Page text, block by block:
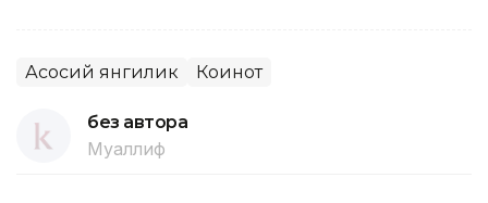
Асосий янгилик Коинот
без автора
Муаллиф